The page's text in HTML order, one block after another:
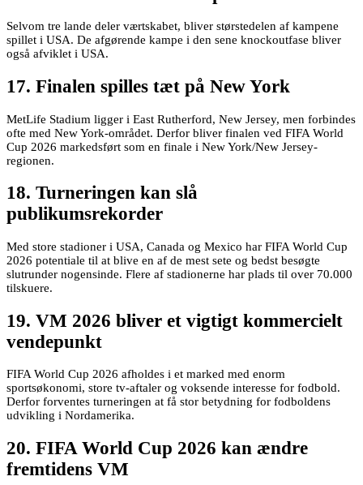
Selvom tre lande deler værtskabet, bliver størstedelen af kampene
spillet i USA. De afgørende kampe i den sene knockoutfase bliver
også afviklet i USA.
17. Finalen spilles tæt på New York
MetLife Stadium ligger i East Rutherford, New Jersey, men forbindes
ofte med New York-området. Derfor bliver finalen ved FIFA World
Cup 2026 markedsført som en finale i New York/New Jersey-
regionen.
18. Turneringen kan slå
publikumsrekorder
Med store stadioner i USA, Canada og Mexico har FIFA World Cup
2026 potentiale til at blive en af de mest sete og bedst besøgte
slutrunder nogensinde. Flere af stadionerne har plads til over 70.000
tilskuere.
19. VM 2026 bliver et vigtigt kommercielt
vendepunkt
FIFA World Cup 2026 afholdes i et marked med enorm
sportsøkonomi, store tv-aftaler og voksende interesse for fodbold.
Derfor forventes turneringen at få stor betydning for fodboldens
udvikling i Nordamerika.
20. FIFA World Cup 2026 kan ændre
fremtidens VM